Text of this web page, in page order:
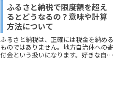
「のどぬ～る ぬれマスク 就寝用」などを
使っていると思います。今回お伝えする
のは、「濡れマスクを手作りしてみよ
う」というお話です。しかも布マスクで
はなく、使い捨てマスクでの濡れマスク
の作り方になります。ハンドメイドサイ
トやYouTube動画から、「濡れマスクの
手作り情報」を集めて整理してみまし
ふるさと納税で限度額を超え
るとどうなるの？意味や計算
方法について
ふるさと納税は、正確には税金を納める
ものではありません。地方自治体への寄
付金という扱いになります。好きな自治